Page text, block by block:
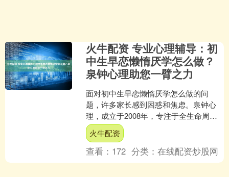
火牛配资 专业心理辅导：初
中生早恋懒惰厌学怎么做？
泉钟心理助您一臂之力
面对初中生早恋懒惰厌学怎么做的问
题，许多家长感到困惑和焦虑。泉钟心
理，成立于2008年，专注于全生命周期
的心理健康促进，致力于为家庭和个人
提供专业的解决方案。 ....
火牛配资
查看： 172 分类：在线配资炒股网